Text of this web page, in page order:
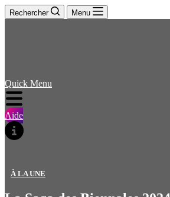
Rechercher Menu
Quick Menu
Aide
À LA UNE